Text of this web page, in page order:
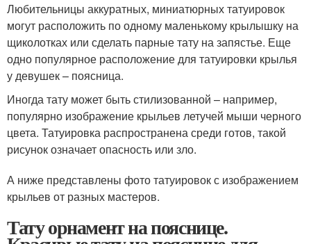
Любительницы аккуратных, миниатюрных татуировок
могут расположить по одному маленькому крылышку на
щиколотках или сделать парные тату на запястье. Еще
одно популярное расположение для татуировки крылья
у девушек – поясница.
Иногда тату может быть стилизованной – например,
популярно изображение крыльев летучей мыши черного
цвета. Татуировка распространена среди готов, такой
рисунок означает опасность или зло.
А ниже представлены фото татуировок с изображением
крыльев от разных мастеров.
Тату орнамент на пояснице.